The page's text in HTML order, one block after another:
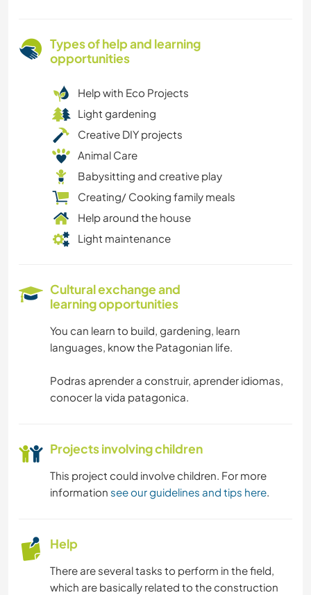
Types of help and learning
opportunities
Help with Eco Projects
Light gardening
Creative DIY projects
Animal Care
Babysitting and creative play
Creating/ Cooking family meals
Help around the house
Light maintenance
Cultural exchange and
learning opportunities
You can learn to build, gardening, learn
languages, know the Patagonian life.
Podras aprender a construir, aprender idiomas,
conocer la vida patagonica.
Projects involving children
This project could involve children. For more
information see our guidelines and tips here.
Help
There are several tasks to perform in the field,
which are basically related to the construction